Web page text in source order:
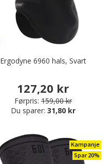
Ergodyne 6960 hals, Svart
127,20 kr
Førpris: 159,00 kr
Du sparer: 31,80 kr
Kampanje
Spar 20%